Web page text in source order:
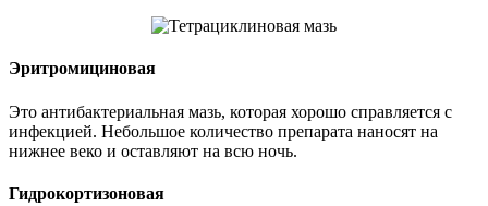
Эритромициновая
Это антибактериальная мазь, которая хорошо справляется с
инфекцией. Небольшое количество препарата наносят на
нижнее веко и оставляют на всю ночь.
Гидрокортизоновая